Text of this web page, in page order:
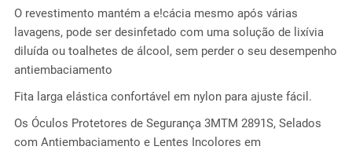
O revestimento mantém a e!cácia mesmo após várias
lavagens, pode ser desinfetado com uma solução de lixívia
diluída ou toalhetes de álcool, sem perder o seu desempenho
antiembaciamento
Fita larga elástica confortável em nylon para ajuste fácil.
Os Óculos Protetores de Segurança 3MTM 2891S, Selados
com Antiembaciamento e Lentes Incolores em